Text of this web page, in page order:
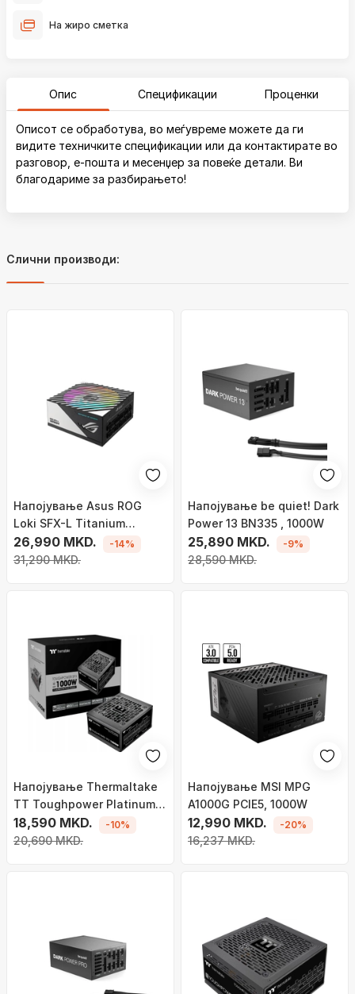
На жиро сметка
Опис Спецификации Проценки
Описот се обработува, во меѓувреме можете да ги
видите техничките спецификации или да контактирате во
разговор, е-пошта и месенџер за повеќе детали. Ви
благодариме за разбирањето!
Слични производи:
Напојување Asus ROG
Loki SFX-L Titanium
90YE00N0-B0NA00 ,
1200W
26,990 MKD.
31,290 MKD.
-14%
Напојување be quiet! Dark
Power 13 BN335 , 1000W
25,890 MKD.
28,590 MKD.
-9%
Напојување Thermaltake
TT Toughpower Platinum
SFX, 1000W
18,590 MKD.
20,690 MKD.
-10%
Напојување MSI MPG
A1000G PCIE5, 1000W
12,990 MKD.
16,237 MKD.
-20%